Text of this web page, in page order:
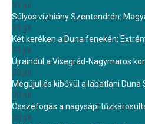
31 júl.
Súlyos vízhiány Szentendrén:
31 júl.
Két keréken a Duna fenekén:
31 júl.
Újraindul a Visegrád-Nagymaros
30 júl.
Megújul és kibővül a lábatlani
30 júl.
Összefogás a nagysápi
30 júl.